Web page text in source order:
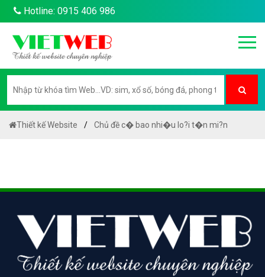
Hotline: 0915 406 986
Thiết kế Website Chủ đề c� bao nhi�u lo?i t�n mi?n